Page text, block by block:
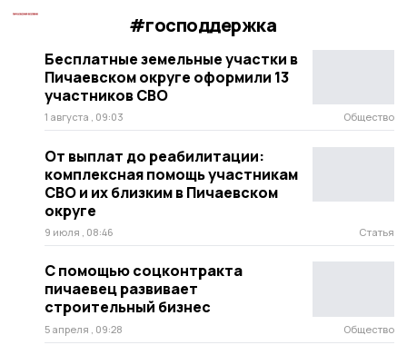
#господдержка
Бесплатные земельные участки в
Пичаевском округе оформили 13
участников СВО
1 августа , 09:03 Общество
От выплат до реабилитации:
комплексная помощь участникам
СВО и их близким в Пичаевском
округе
9 июля , 08:46 Статья
С помощью соцконтракта
пичаевец развивает
строительный бизнес
5 апреля , 09:28 Общество